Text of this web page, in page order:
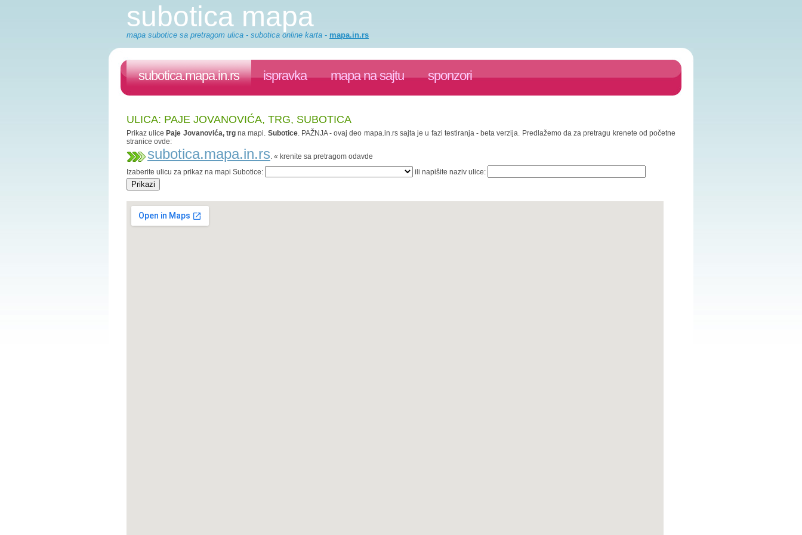
subotica mapa
mapa subotice sa pretragom ulica - subotica online karta - mapa.in.rs
subotica.mapa.in.rs ispravka mapa na sajtu sponzori
ULICA: PAJE JOVANOVIĆA, TRG, SUBOTICA
Prikaz ulice Paje Jovanovića, trgna mapi. Subotice. PAŽNJA - ovaj deo mapa.in.rs sajta je u fazi testiranja - beta verzija. Predlažemo da za pretragu krenete od početne
stranice ovde:
subotica.mapa.in.rs. « krenite sa pretragom odavde
Izaberite ulicu za prikaz na mapi Subotice:
ili napišite naziv ulice: